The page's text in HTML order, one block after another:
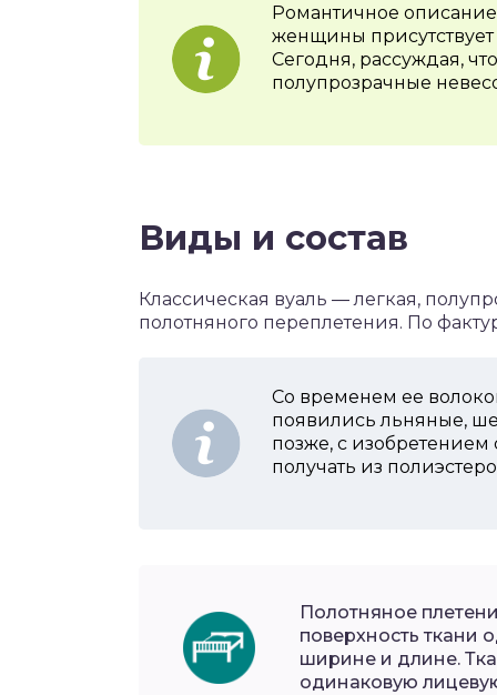
Романтичное описание
женщины
Сегодня, рассуждая,
полупрозрачные
Виды и состав
Классическая вуаль ― легкая,
полотняного переплетения. По
Со временем ее
появились льняные,
позже, с изобретением
получать из
Полотняное
поверхность ткани
ширине и длине.
одинаковую